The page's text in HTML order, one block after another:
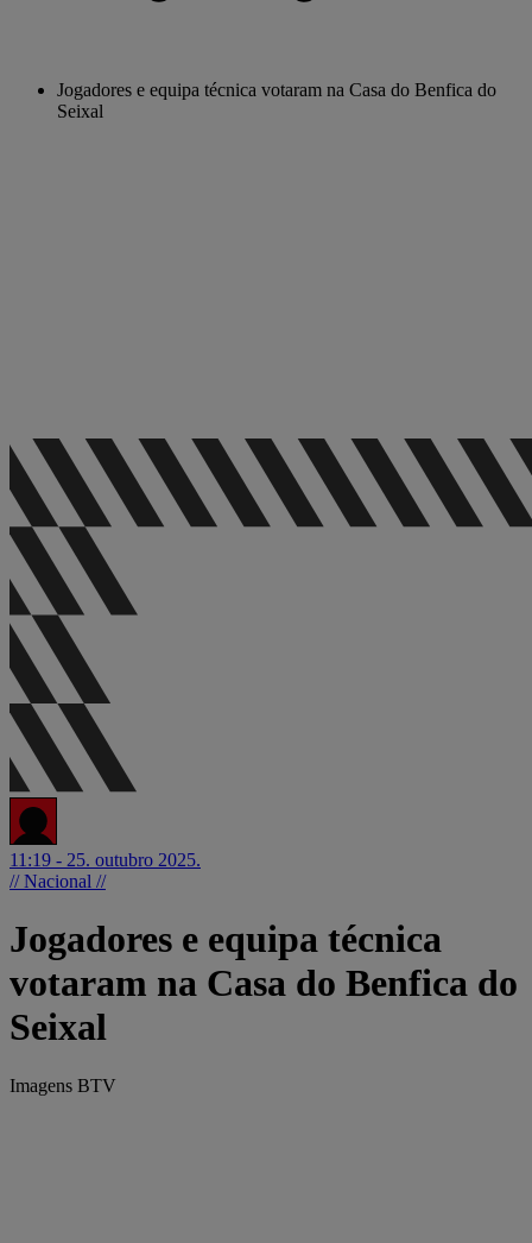
Jogadores e equipa técnica votaram na Casa do Benfica do
Seixal
11:19 - 25. outubro 2025.
// Nacional //
Jogadores e equipa técnica
votaram na Casa do Benfica do
Seixal
Imagens BTV